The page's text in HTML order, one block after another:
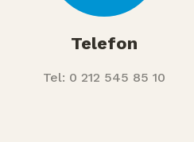
Telefon
Tel: 0 212 545 85 10